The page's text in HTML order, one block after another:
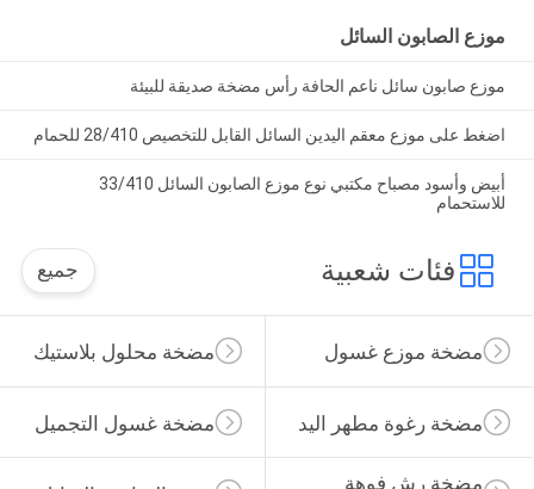
موزع الصابون السائل
موزع صابون سائل ناعم الحافة رأس مضخة صديقة للبيئة
اضغط على موزع معقم اليدين السائل القابل للتخصيص 28/410 للحمام
أبيض وأسود مصباح مكتبي نوع موزع الصابون السائل 33/410
للاستحمام
فئات شعبية جميع
مضخة محلول بلاستيك مضخة موزع غسول
مضخة غسول التجميل مضخة رغوة مطهر اليد
مضخة رش فوهة